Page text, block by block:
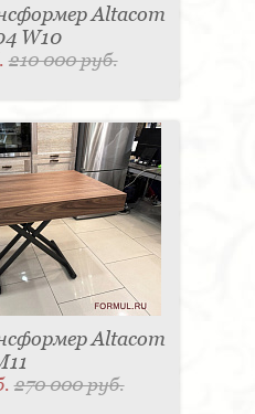
Altacom
W10
210 000 руб.
Altacom
270 000 руб.